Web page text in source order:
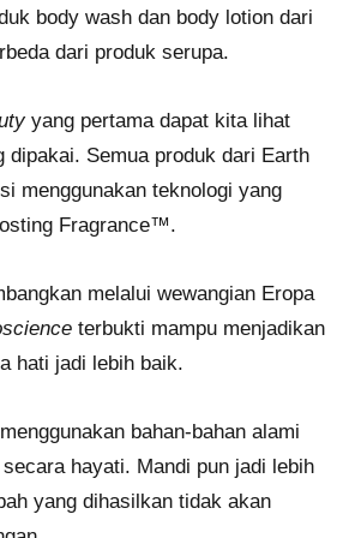
body wash dan body lotion dari
dari produk serupa.
yang pertama dapat kita lihat
dipakai. Semua produk dari Earth
menggunakan teknologi yang
Fragrance™.
melalui wewangian Eropa
terbukti mampu menjadikan
hati jadi lebih baik.
bahan-bahan alami
hayati. Mandi pun jadi lebih
yang dihasilkan tidak akan